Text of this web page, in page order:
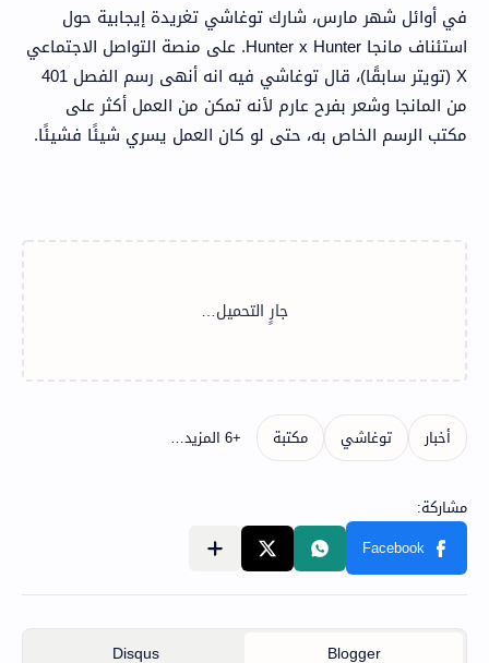
في أوائل شهر مارس، شارك توغاشي تغريدة إيجابية حول
استئناف مانجا Hunter x Hunter. على منصة التواصل الاجتماعي
X (تويتر سابقًا)، قال توغاشي فيه انه أنهى رسم الفصل 401
من المانجا وشعر بفرح عارم لأنه تمكن من العمل أكثر على
مكتب الرسم الخاص به، حتى لو كان العمل يسري شيئًا فشيئًا.